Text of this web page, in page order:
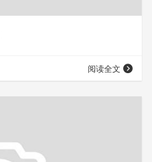
阅读全文